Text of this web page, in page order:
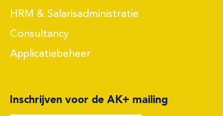
HRM & Salarisadministratie
Consultancy
Applicatiebeheer
Inschrijven voor de AK+ mailing